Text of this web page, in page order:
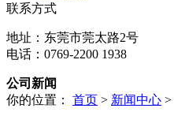
联系方式
地址：东莞市莞太路2号
电话：0769-2200 1938
公司新闻
你的位置： 首页 > 新闻中心 >